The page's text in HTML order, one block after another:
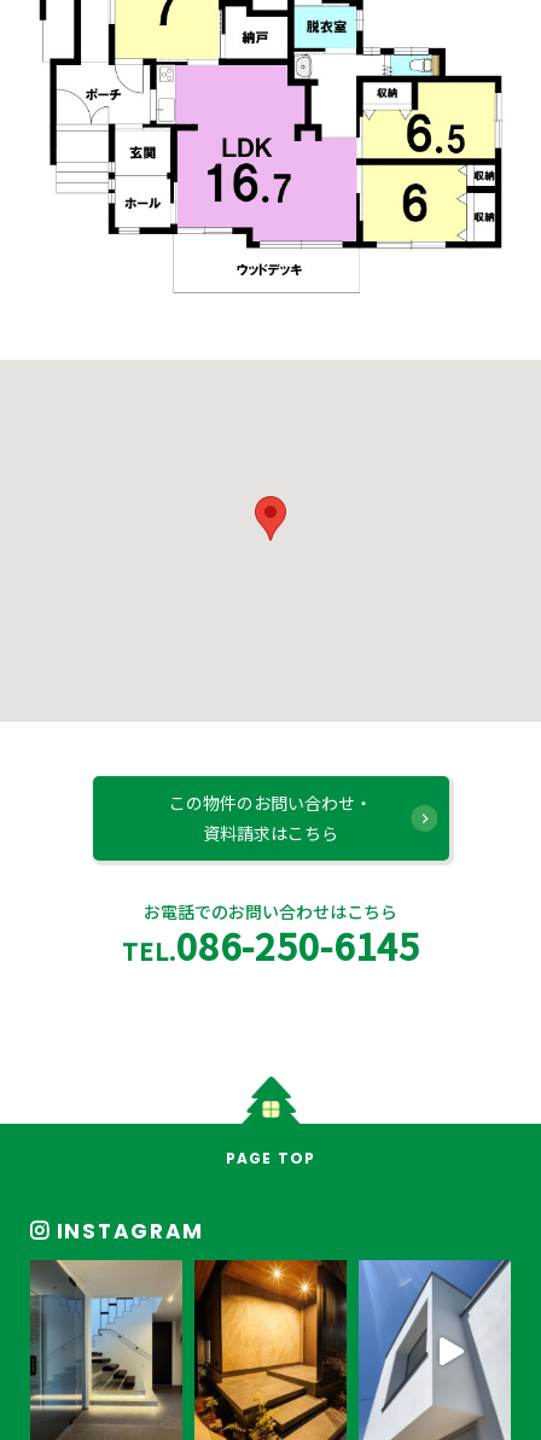
この物件のお問い合わせ・
資料請求はこちら
お電話でのお問い合わせはこちら
TEL.086-250-6145
PAGE TOP
INSTAGRAM